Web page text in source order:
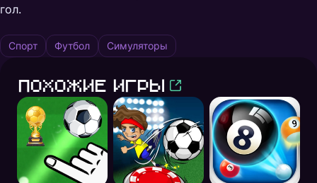
гол.
Спорт Футбол Симуляторы
Похожие игры